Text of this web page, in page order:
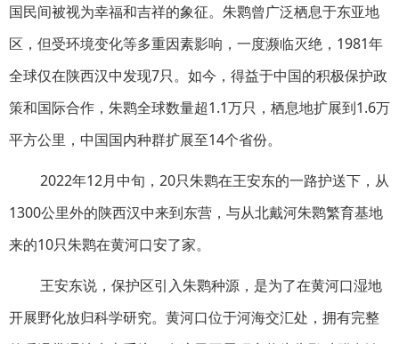
国民间被视为幸福和吉祥的象征。朱鹮曾广泛栖息于东亚地
区，但受环境变化等多重因素影响，一度濒临灭绝，1981年
全球仅在陕西汉中发现7只。如今，得益于中国的积极保护政
策和国际合作，朱鹮全球数量超1.1万只，栖息地扩展到1.6万
平方公里，中国国内种群扩展至14个省份。
2022年12月中旬，20只朱鹮在王安东的一路护送下，从
1300公里外的陕西汉中来到东营，与从北戴河朱鹮繁育基地
来的10只朱鹮在黄河口安了家。
王安东说，保护区引入朱鹮种源，是为了在黄河口湿地
开展野化放归科学研究。黄河口位于河海交汇处，拥有完整